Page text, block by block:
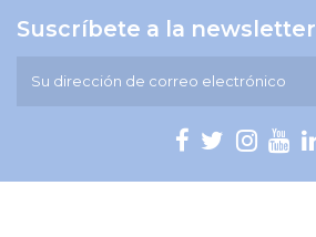
Suscríbete a la newsletter